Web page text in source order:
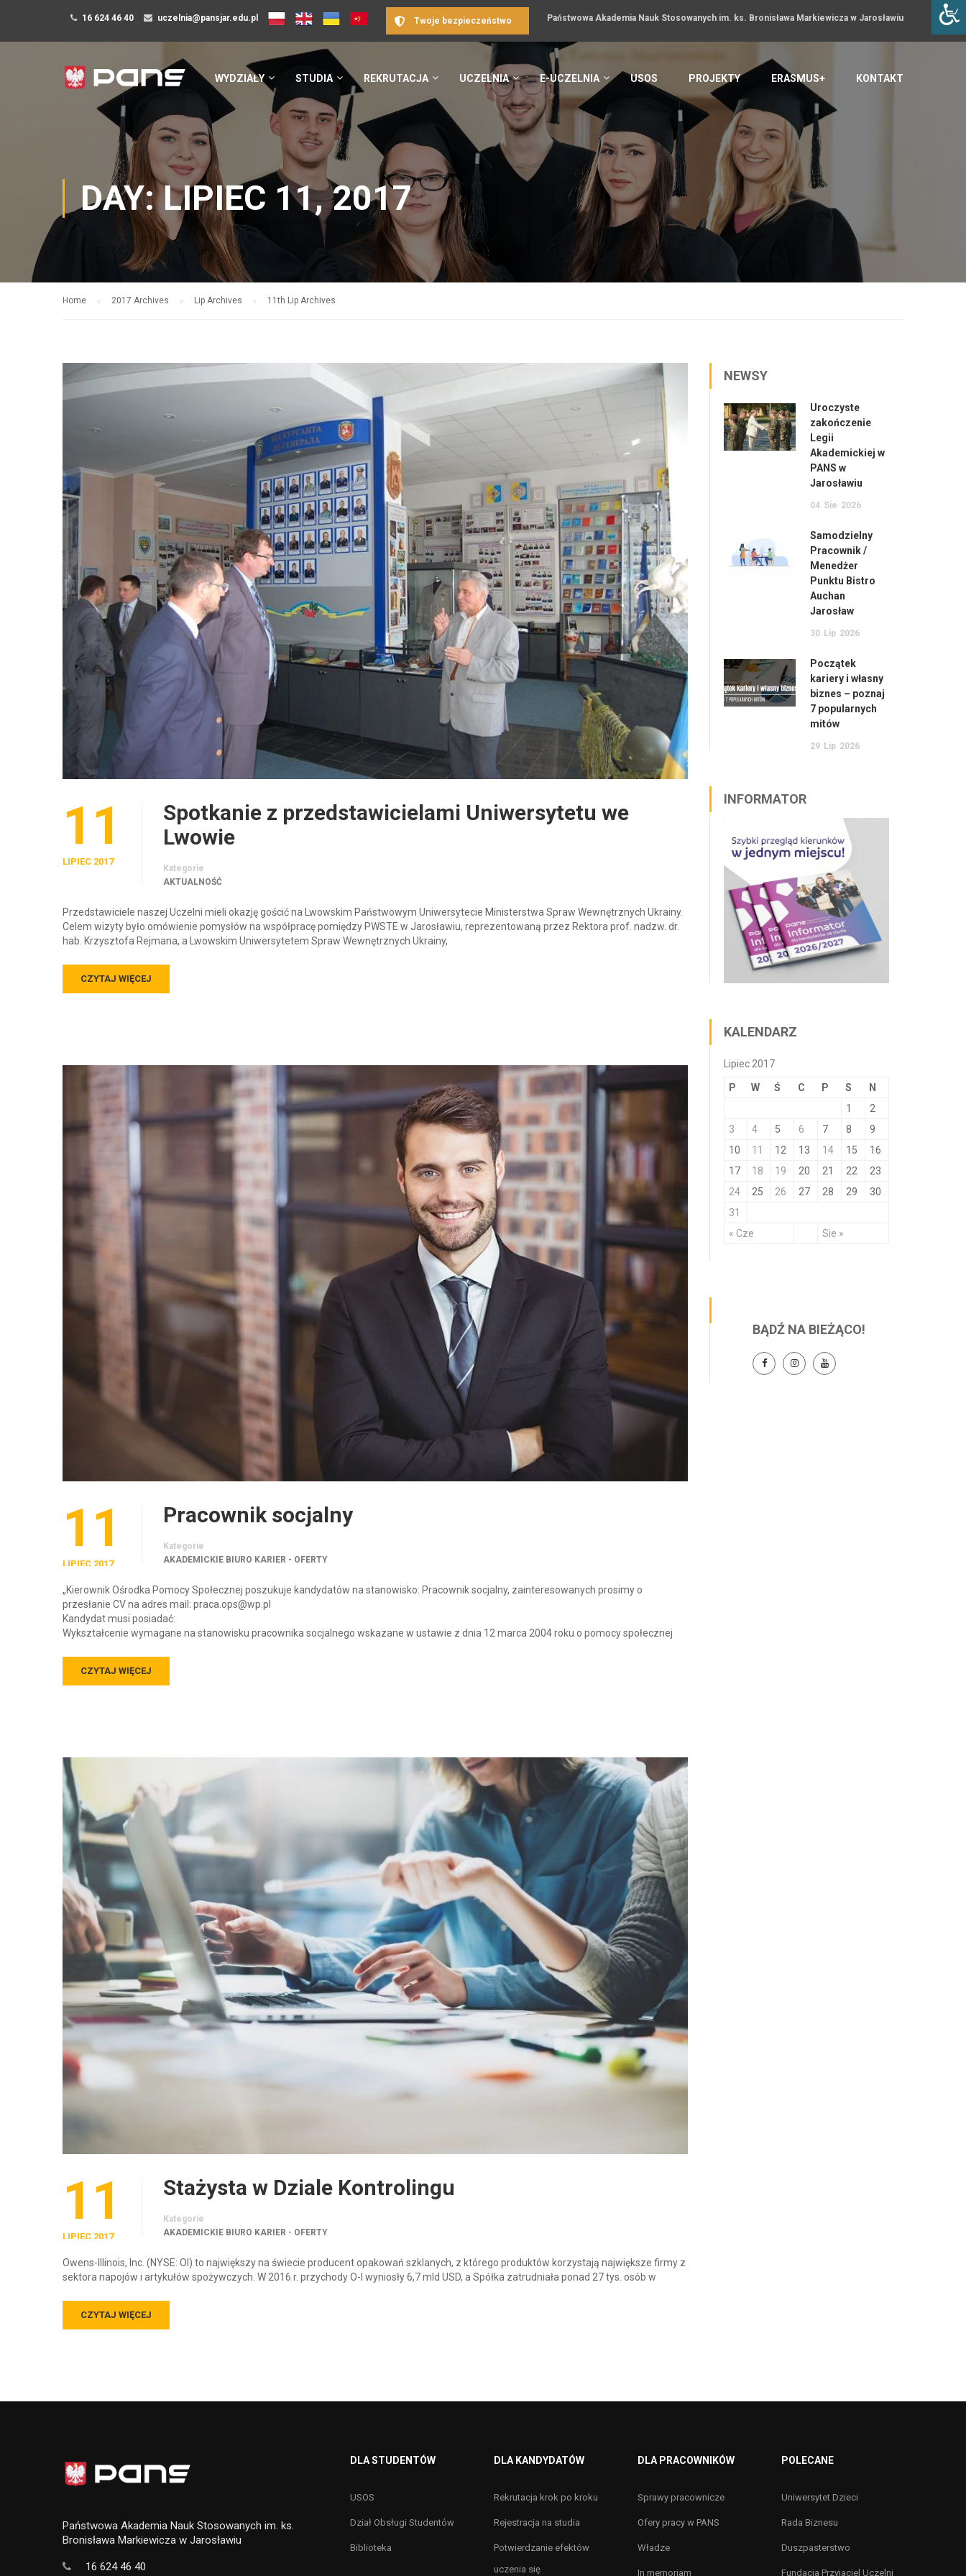
16 624 46 40 uczelnia@pansjar.edu.pl Państwowa Akademia Nauk Stosowanych im. ks. Bronisława Markiewicza w Jarosławiu
Twoje bezpieczeństwo
WYDZIAŁY STUDIA REKRUTACJA UCZELNIA E-UCZELNIA USOS PROJEKTY ERASMUS+ KONTAKT
DAY: LIPIEC 11, 2017
Home 2017 Archives Lip Archives 11th Lip Archives
11
LIPIEC 2017
Spotkanie z przedstawicielami Uniwersytetu we
Lwowie
Kategorie
AKTUALNOŚĆ
Przedstawiciele naszej Uczelni mieli okazję gościć na Lwowskim Państwowym Uniwersytecie Ministerstwa Spraw Wewnętrznych Ukrainy.
Celem wizyty było omówienie pomysłów na współpracę pomiędzy PWSTE w Jarosławiu, reprezentowaną przez Rektora prof. nadzw. dr.
hab. Krzysztofa Rejmana, a Lwowskim Uniwersytetem Spraw Wewnętrznych Ukrainy,
CZYTAJ WIĘCEJ
11
LIPIEC 2017
Pracownik socjalny
Kategorie
AKADEMICKIE BIURO KARIER - OFERTY
„Kierownik Ośrodka Pomocy Społecznej poszukuje kandydatów na stanowisko: Pracownik socjalny, zainteresowanych prosimy o
przesłanie CV na adres mail: praca.ops@wp.pl
Kandydat musi posiadać:
Wykształcenie wymagane na stanowisku pracownika socjalnego wskazane w ustawie z dnia 12 marca 2004 roku o pomocy społecznej
CZYTAJ WIĘCEJ
11
LIPIEC 2017
Stażysta w Dziale Kontrolingu
Kategorie
AKADEMICKIE BIURO KARIER - OFERTY
Owens-Illinois, Inc. (NYSE: OI) to największy na świecie producent opakowań szklanych, z którego produktów korzystają największe firmy z
sektora napojów i artykułów spożywczych. W 2016 r. przychody O-I wyniosły 6,7 mld USD, a Spółka zatrudniała ponad 27 tys. osób w
CZYTAJ WIĘCEJ
NEWSY
Uroczyste
zakończenie
Legii
Akademickiej w
PANS w
Jarosławiu
04 Sie 2026
Samodzielny
Pracownik /
Menedżer
Punktu Bistro
Auchan
Jarosław
30 Lip 2026
Początek
kariery i własny
biznes – poznaj
7 popularnych
mitów
29 Lip 2026
INFORMATOR
KALENDARZ
Lipiec 2017
P W Ś C P S N
« Cze Sie »
1
2
3
4 5 6 7 8
9
10
11 12 13 14 15
16
17
18 19 20 21 22
23
24
25 26 27 28 29
30
31
BĄDŹ NA BIEŻĄCO!
Państwowa Akademia Nauk Stosowanych im. ks.
Bronisława Markiewicza w Jarosławiu
16 624 46 40
DLA STUDENTÓW
USOS
Dział Obsługi Studentów
Biblioteka
DLA KANDYDATÓW
Rekrutacja krok po kroku
Rejestracja na studia
Potwierdzanie efektów
uczenia się
DLA PRACOWNIKÓW
Sprawy pracownicze
Ofery pracy w PANS
Władze
In memoriam
POLECANE
Uniwersytet Dzieci
Rada Biznesu
Duszpasterstwo
Fundacja Przyjaciel Uczelni